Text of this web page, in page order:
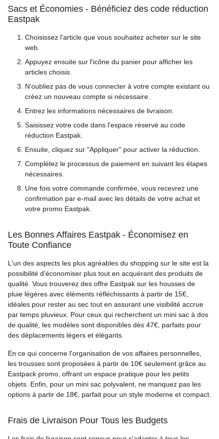
Sacs et Économies - Bénéficiez des code réduction
Eastpak
Choisissez l'article que vous souhaitez acheter sur le site
web.
Appuyez ensuite sur l'icône du panier pour afficher les
articles choisis.
N’oubliez pas de vous connecter à votre compte existant ou
créez un nouveau compte si nécessaire.
Entrez les informations nécessaires de livraison.
Saisissez votre code dans l'espace réservé au code
réduction Eastpak.
Ensuite, cliquez sur "Appliquer" pour activer la réduction.
Complétez le processus de paiement en suivant les étapes
nécessaires.
Une fois votre commande confirmée, vous recevrez une
confirmation par e-mail avec les détails de votre achat et
votre promo Eastpak.
Les Bonnes Affaires Eastpak - Économisez en
Toute Confiance
L'un des aspects les plus agréables du shopping sur le site est la
possibilité d'économiser plus tout en acquérant des produits de
qualité. Vous trouverez des offre Eastpak sur les housses de
pluie légères avec éléments réfléchissants à partir de 15€,
idéales pour rester au sec tout en assurant une visibilité accrue
par temps pluvieux. Pour ceux qui recherchent un mini sac à dos
de qualité, les modèles sont disponibles dès 47€, parfaits pour
des déplacements légers et élégants.
En ce qui concerne l'organisation de vos affaires personnelles,
les trousses sont proposées à partir de 10€ seulement grâce au
Eastpack promo, offrant un espace pratique pour les petits
objets. Enfin, pour un mini sac polyvalent, ne manquez pas les
options à partir de 18€, parfait pour un style moderne et compact.
Frais de Livraison Pour Tous les Budgets